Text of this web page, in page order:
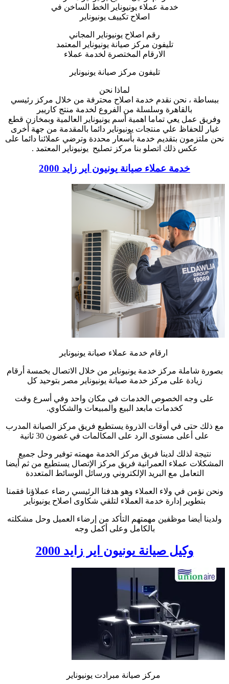
خدمة عملاء يونيوناير الخط الساخن في
اصلاح تكييف يونيوناير
رقم اصلاح يونيوناير المجاني
تليفون مركز صيانة يونيوناير المعتمد
الارقام المختصرة لخدمة عملاء
تليفون مركز صيانة يونيوناير
لماذا نحن
ببساطة ، نحن نقدم خدمة اصلاح محترفة من خلال مركز رئيسي
بالقاهرة وسلسلة من الفروع لخدمة منتج كاريير
وفريق عمل يعي تماما اهمية أسم يونيوناير العالمية وبمخازن قطع
غيار للحفاظ علي منتجات يونيوناير دائما بالمقدمة من جهة أخرى
نحن ملتزمون بتقديم خدمة بأسعار محددة وترضي عملائنا دائما على
عكس ذلك اتصلو بنا مركز تصليح يونيوناير المعتمد .
خدمة عملاء صيانة يونيون اير زايد 2000
ارقام خدمة عملاء صيانة يونيوناير
بصورة شاملة مركز خدمة يونيوناير من خلال الاتصال بخمسة أرقام
زيادة على مركز خدمة صيانة يونيوناير مصر بتوحيد كل
على وجه الخصوص الخدمات في مكان واحد وفي أسرع وقت
كخدمات مابعد البيع والمبيعات والشكاوي.
مع ذلك حتى في أوقات الذروة يستطيع فريق مركز الصيانة المدرب
على أعلى مستوى الرد على المكالمات في غضون 30 ثانية
نتيجة لذلك لدينا فريق مركز الخدمة مهمته توفير وحل جميع
المشكلات عملاء العمرانية فريق مركز الإتصال يستطيع من ثم أيضا
التعامل مع البريد الإلكتروني ورسائل الوسائط المتعددة
ونحن نؤمن في ولاء العملاء وهو هدفنا الرئيسي رضاء عملاؤنا فقمنا
بتطوير إدارة خدمة العملاء لتلقي شكاوى اصلاح يونيوناير
ولدينا أيضا موظفين مهمتهم التأكد من إرضاء العميل وحل مشكلته
بالكامل وعلى أكمل وجه
وكيل صيانة يونيون اير زايد 2000
مركز صيانة مبرادت يونيوناير